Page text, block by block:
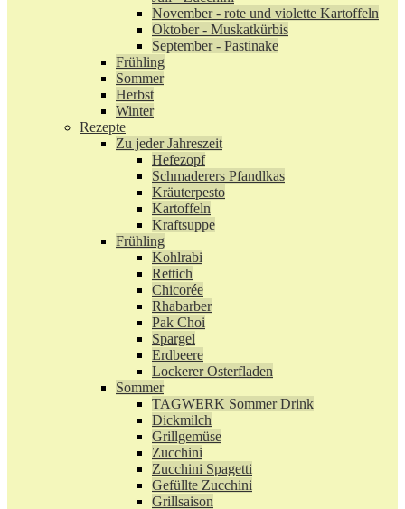
November - rote und violette Kartoffeln
Oktober - Muskatkürbis
September - Pastinake
Frühling
Sommer
Herbst
Winter
Rezepte
Zu jeder Jahreszeit
Hefezopf
Schmaderers Pfandlkas
Kräuterpesto
Kartoffeln
Kraftsuppe
Frühling
Kohlrabi
Rettich
Chicorée
Rhabarber
Pak Choi
Spargel
Erdbeere
Lockerer Osterfladen
Sommer
TAGWERK Sommer Drink
Dickmilch
Grillgemüse
Zucchini
Zucchini Spagetti
Gefüllte Zucchini
Grillsaison